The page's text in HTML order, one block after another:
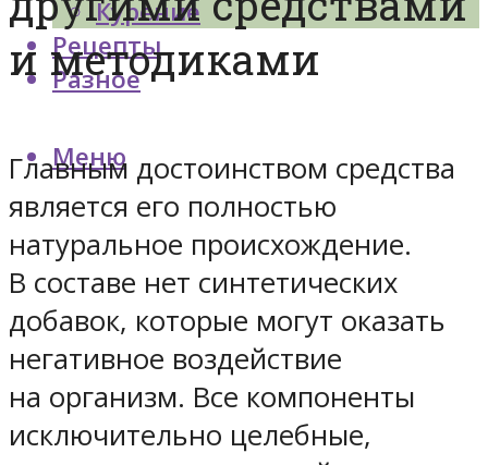
Курение
Рецепты
Разное
Меню
и методиками
Главным достоинством средства
является его полностью
натуральное происхождение.
В составе нет синтетических
добавок, которые могут оказать
негативное воздействие
на организм. Все компоненты
исключительно целебные,